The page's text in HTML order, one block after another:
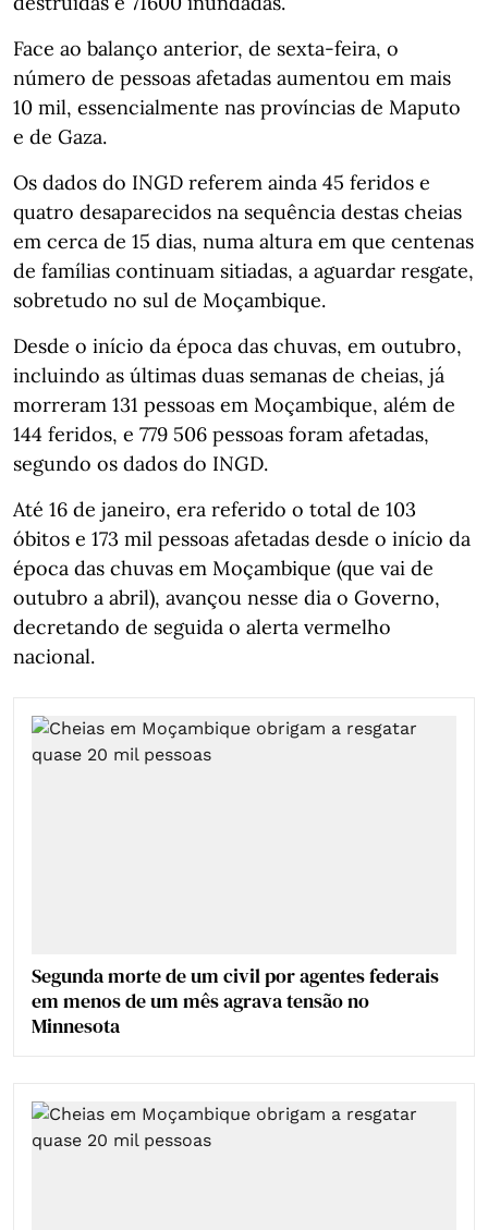
Face ao balanço anterior, de sexta-feira, o
número de pessoas afetadas aumentou em mais
10 mil, essencialmente nas províncias de Maputo
e de Gaza.
Os dados do INGD referem ainda 45 feridos e
quatro desaparecidos na sequência destas cheias
em cerca de 15 dias, numa altura em que centenas
de famílias continuam sitiadas, a aguardar resgate,
sobretudo no sul de Moçambique.
Desde o início da época das chuvas, em outubro,
incluindo as últimas duas semanas de cheias, já
morreram 131 pessoas em Moçambique, além de
144 feridos, e 779 506 pessoas foram afetadas,
segundo os dados do INGD.
Até 16 de janeiro, era referido o total de 103
óbitos e 173 mil pessoas afetadas desde o início da
época das chuvas em Moçambique (que vai de
outubro a abril), avançou nesse dia o Governo,
decretando de seguida o alerta vermelho
nacional.
Segunda morte de um civil por agentes federais
em menos de um mês agrava tensão no
Minnesota